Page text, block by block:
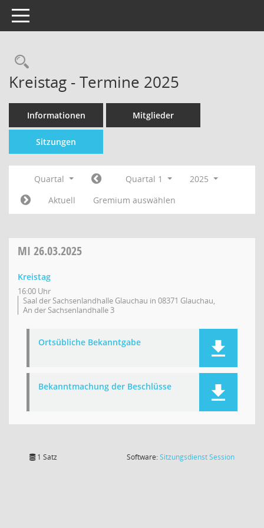
Toggle navigation
Kreistag - Termine 2025
Informationen Mitglieder
Sitzungen
Quartal Quartal 1
2025
Aktuell
Gremium auswählen
MI 26.03.2025
Kreistag
16:00 Uhr
Saal der Sachsenlandhalle Glauchau in 08371 Glauchau,
An der Sachsenlandhalle 3
Ortsübliche Bekanntgabe
Bekanntmachung der Beschlüsse
1 Satz Software:SitzungsdienstSession(Wird in